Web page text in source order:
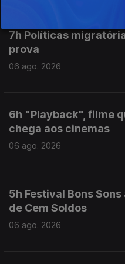
7h Políticas
prova
06 ago. 2026
6h "Playback", filme
chega aos cinemas
06 ago. 2026
5h Festival Bons
de Cem Soldos
06 ago. 2026